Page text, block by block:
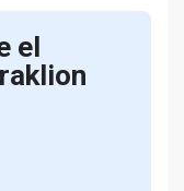
el